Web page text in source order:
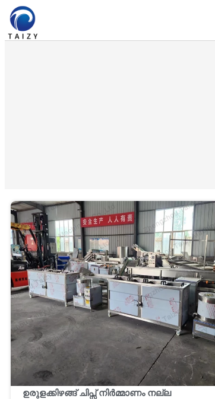
ഉരുളക്കിഴങ്ങ് ചിപ്സ് നിർമ്മാണം നല്ല